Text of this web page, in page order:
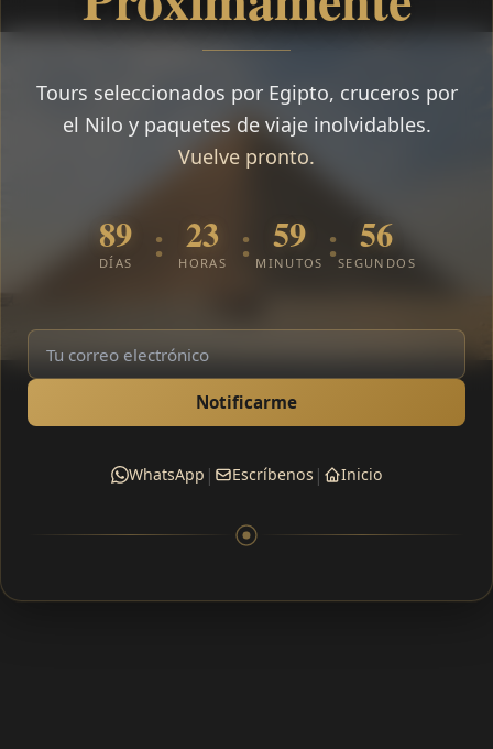
Tours seleccionados por Egipto, cruceros por
el Nilo y paquetes de viaje inolvidables.
Vuelve pronto.
89
DÍAS : 23
HORAS : 59
MINUTOS : 55
SEGUNDOS
Notificarme
WhatsApp | Escríbenos | Inicio